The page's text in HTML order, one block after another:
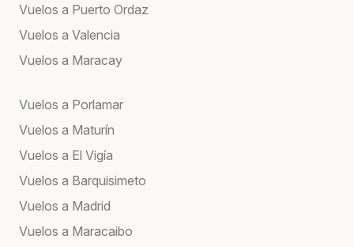
Vuelos a Puerto Ordaz
Vuelos a Valencia
Vuelos a Maracay
Vuelos a Porlamar
Vuelos a Maturín
Vuelos a El Vigía
Vuelos a Barquisimeto
Vuelos a Madrid
Vuelos a Maracaibo